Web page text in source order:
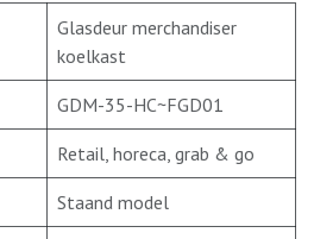
Glasdeur merchandiser
koelkast
GDM-35-HC~FGD01
Retail, horeca, grab & go
Staand model